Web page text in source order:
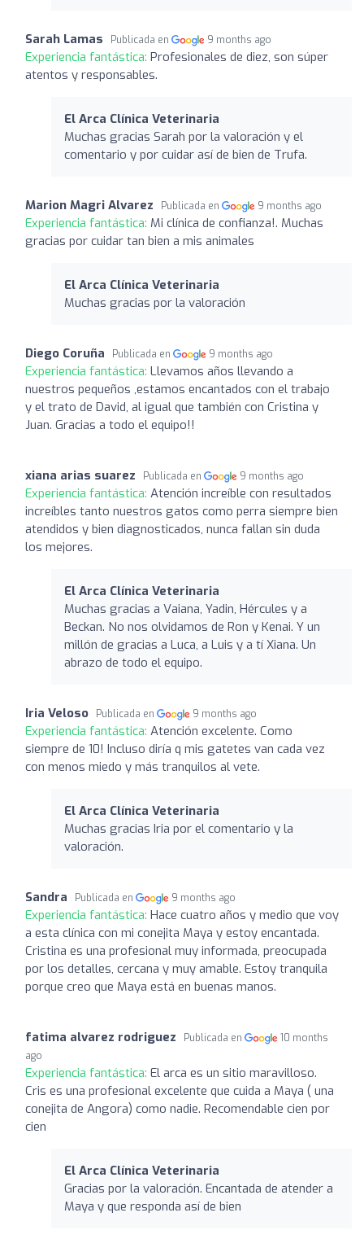
Sarah Lamas Publicada en 9 months ago
Experiencia fantástica: Profesionales de diez, son súper
atentos y responsables.
El Arca Clínica Veterinaria
Muchas gracias Sarah por la valoración y el
comentario y por cuidar así de bien de Trufa.
Marion Magri Alvarez Publicada en 9 months ago
Experiencia fantástica: Mi clínica de confianza!. Muchas
gracias por cuidar tan bien a mis animales
El Arca Clínica Veterinaria
Muchas gracias por la valoración
Diego Coruña Publicada en 9 months ago
Experiencia fantástica: Llevamos años llevando a
nuestros pequeños ,estamos encantados con el trabajo
y el trato de David, al igual que también con Cristina y
Juan. Gracias a todo el equipo!!
xiana arias suarez Publicada en 9 months ago
Experiencia fantástica: Atención increíble con resultados
increíbles tanto nuestros gatos como perra siempre bien
atendidos y bien diagnosticados, nunca fallan sin duda
los mejores.
El Arca Clínica Veterinaria
Muchas gracias a Vaiana, Yadin, Hércules y a
Beckan. No nos olvidamos de Ron y Kenai. Y un
millón de gracias a Luca, a Luis y a tí Xiana. Un
abrazo de todo el equipo.
Iria Veloso Publicada en 9 months ago
Experiencia fantástica: Atención excelente. Como
siempre de 10! Incluso diría q mis gatetes van cada vez
con menos miedo y más tranquilos al vete.
El Arca Clínica Veterinaria
Muchas gracias Iria por el comentario y la
valoración.
Sandra Publicada en 9 months ago
Experiencia fantástica: Hace cuatro años y medio que voy
a esta clínica con mi conejita Maya y estoy encantada.
Cristina es una profesional muy informada, preocupada
por los detalles, cercana y muy amable. Estoy tranquila
porque creo que Maya está en buenas manos.
fatima alvarez rodriguez Publicada en
10 months
ago
Experiencia fantástica: El arca es un sitio maravilloso.
Cris es una profesional excelente que cuida a Maya ( una
conejita de Angora) como nadie. Recomendable cien por
cien
El Arca Clínica Veterinaria
Gracias por la valoración. Encantada de atender a
Maya y que responda así de bien